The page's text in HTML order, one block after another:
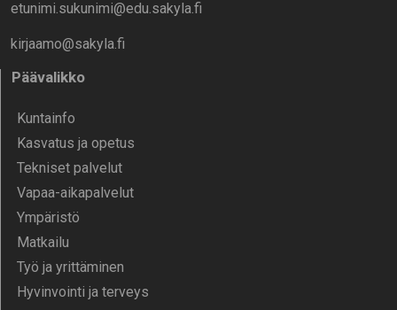
etunimi.sukunimi@edu.sakyla.fi
kirjaamo@sakyla.fi
Päävalikko
Kunta­info
Kasvatus ja opetus
Tekniset palvelut
Vapaa-aika­palvelut
Ympä­ristö
Mat­kailu
Työ ja yrittä­minen
Hyvinvointi ja terveys